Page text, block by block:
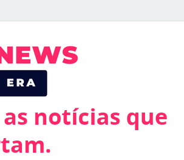
as notícias que